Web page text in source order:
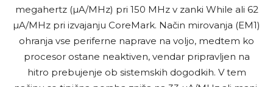
megahertz (µA/MHz) pri 150 MHz v zanki While ali 62
µA/MHz pri izvajanju CoreMark. Način mirovanja (EM1)
ohranja vse periferne naprave na voljo, medtem ko
procesor ostane neaktiven, vendar pripravljen na
hitro prebujenje ob sistemskih dogodkih. V tem